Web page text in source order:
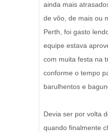
ainda mais
de vôo, de mais ou
Perth, foi gasto
equipe estava
com muita festa na
conforme o tempo
barulhentos e
Devia ser por volta
quando finalmente